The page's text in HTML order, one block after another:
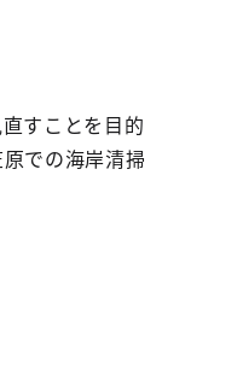
すことを目的
での海岸清掃